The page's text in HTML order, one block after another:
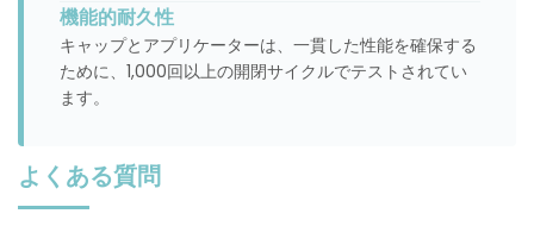
機能的耐久性
キャップとアプリケーターは、一貫した性能を確保する
ために、1,000回以上の開閉サイクルでテストされてい
ます。
よくある質問